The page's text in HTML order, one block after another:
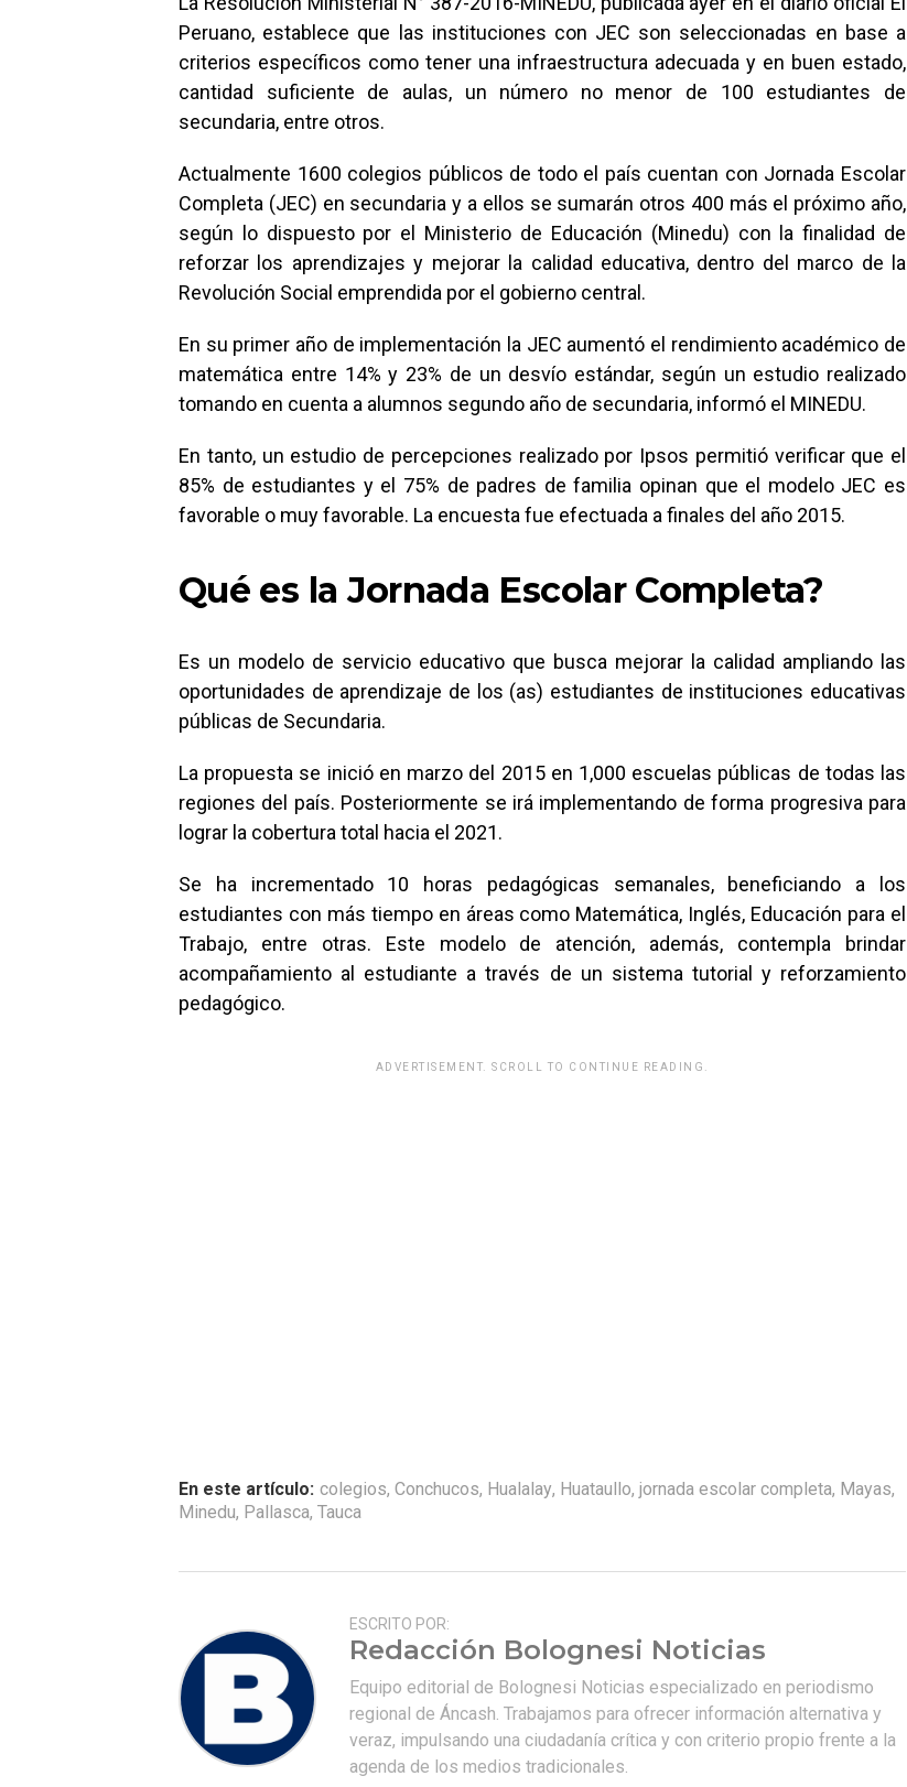
Peruano, establece que las instituciones con JEC son seleccionadas en base a
criterios específicos como tener una infraestructura adecuada y en buen estado,
cantidad suficiente de aulas, un número no menor de 100 estudiantes de
secundaria, entre otros.
Actualmente 1600 colegios públicos de todo el país cuentan con Jornada Escolar
Completa (JEC) en secundaria y a ellos se sumarán otros 400 más el próximo año,
según lo dispuesto por el Ministerio de Educación (Minedu) con la finalidad de
reforzar los aprendizajes y mejorar la calidad educativa, dentro del marco de la
Revolución Social emprendida por el gobierno central.
En su primer año de implementación la JEC aumentó el rendimiento académico de
matemática entre 14% y 23% de un desvío estándar, según un estudio realizado
tomando en cuenta a alumnos segundo año de secundaria, informó el MINEDU.
En tanto, un estudio de percepciones realizado por Ipsos permitió verificar que el
85% de estudiantes y el 75% de padres de familia opinan que el modelo JEC es
favorable o muy favorable. La encuesta fue efectuada a finales del año 2015.
Qué es la Jornada Escolar Completa?
Es un modelo de servicio educativo que busca mejorar la calidad ampliando las
oportunidades de aprendizaje de los (as) estudiantes de instituciones educativas
públicas de Secundaria.
La propuesta se inició en marzo del 2015 en 1,000 escuelas públicas de todas las
regiones del país. Posteriormente se irá implementando de forma progresiva para
lograr la cobertura total hacia el 2021.
Se ha incrementado 10 horas pedagógicas semanales, beneficiando a los
estudiantes con más tiempo en áreas como Matemática, Inglés, Educación para el
Trabajo, entre otras. Este modelo de atención, además, contempla brindar
acompañamiento al estudiante a través de un sistema tutorial y reforzamiento
pedagógico.
ADVERTISEMENT. SCROLL TO CONTINUE READING.
En este artículo: colegios, Conchucos, Hualalay, Huataullo, jornada escolar completa, Mayas,
Minedu, Pallasca, Tauca
ESCRITO POR:
Redacción Bolognesi Noticias
Equipo editorial de Bolognesi Noticias especializado en periodismo
regional de Áncash. Trabajamos para ofrecer información alternativa y
veraz, impulsando una ciudadanía crítica y con criterio propio frente a la
agenda de los medios tradicionales.